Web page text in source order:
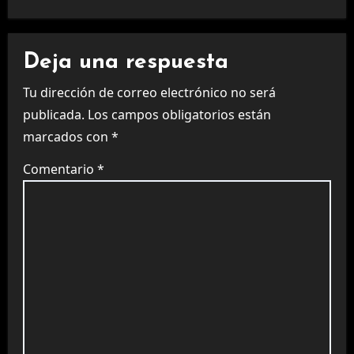
Deja una respuesta
Tu dirección de correo electrónico no será
publicada. Los campos obligatorios están
marcados con *
Comentario *